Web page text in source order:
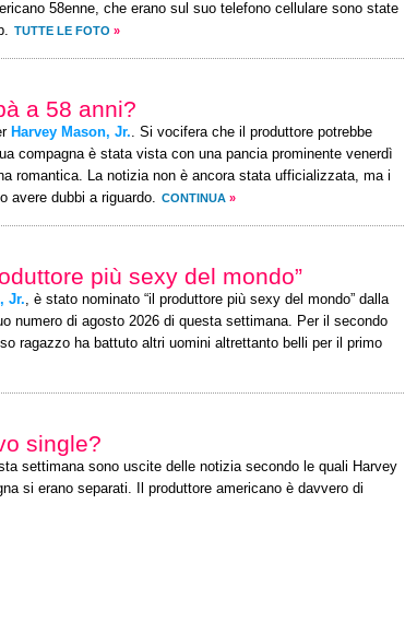
58enne, che erano sul suo telefono cellulare sono state
TUTTE LE FOTO »
a 58 anni?
Harvey Mason, Jr.. Si vocifera che il produttore potrebbe
compagna è stata vista con una pancia prominente venerdì
romantica. La notizia non è ancora stata ufficializzata, ma i
avere dubbi a riguardo. CONTINUA »
più sexy del mondo”
Jr., è stato nominato “il produttore più sexy del mondo” dalla
numero di agosto 2026 di questa settimana. Per il secondo
ragazzo ha battuto altri uomini altrettanto belli per il primo
single?
settimana sono uscite delle notizia secondo le quali Harvey
si erano separati. Il produttore americano è davvero di